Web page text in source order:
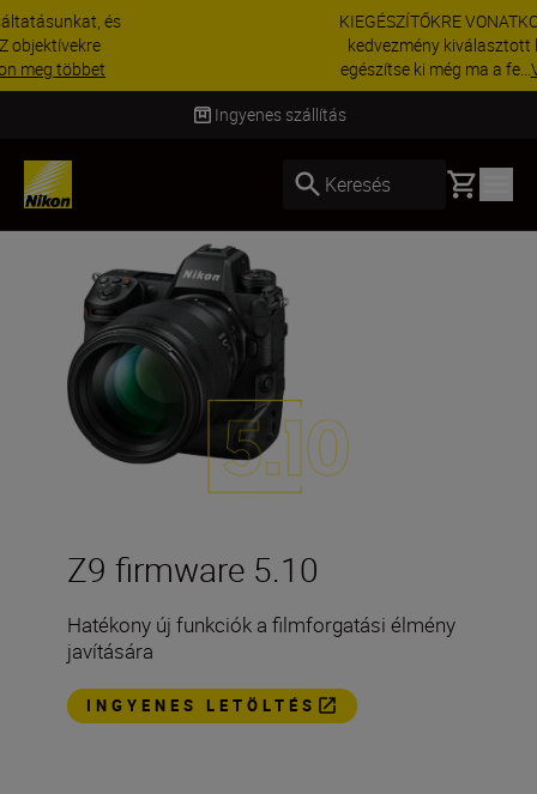
KIEGÉSZÍTŐKRE VONATKOZÓ AKCIÓ | 15%
kedvezmény kiválasztott kiegészítőkre –
Vásároljon most
Szállítás 2–4 munkanapon belül
Keresés Basket
Z9 firmware 5.10
Hatékony új funkciók a filmforgatási élmény
javítására
INGYENES LETÖLTÉS